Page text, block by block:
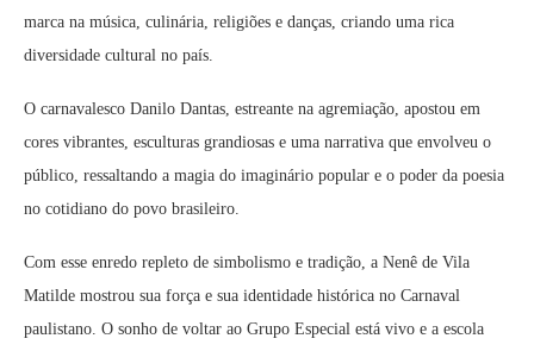
marca na música, culinária, religiões e danças, criando uma rica
diversidade cultural no país.
O carnavalesco Danilo Dantas, estreante na agremiação, apostou em
cores vibrantes, esculturas grandiosas e uma narrativa que envolveu o
público, ressaltando a magia do imaginário popular e o poder da poesia
no cotidiano do povo brasileiro.
Com esse enredo repleto de simbolismo e tradição, a Nenê de Vila
Matilde mostrou sua força e sua identidade histórica no Carnaval
paulistano. O sonho de voltar ao Grupo Especial está vivo e a escola